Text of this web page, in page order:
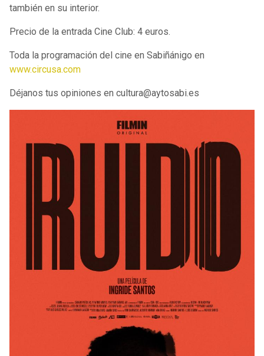
también en su interior.
Precio de la entrada Cine Club: 4 euros.
Toda la programación del cine en Sabiñánigo en
www.circusa.com
Déjanos tus opiniones en cultura@aytosabi.es